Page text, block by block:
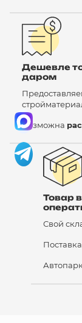
Дешевле
даром
Возможна
Товар
Свой